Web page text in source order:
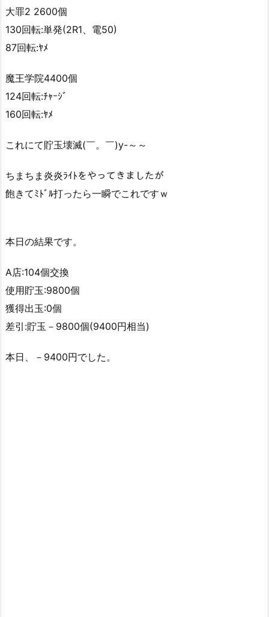
大罪2 2600個
130回転:単発(2R1、電50)
87回転:ﾔﾒ
魔王学院4400個
124回転:ﾁｬｰｼﾞ
160回転:ﾔﾒ
これにて貯玉壊滅(￣。￣)y-～～
ちまちま炎炎ﾗｲﾄをやってきましたが
飽きてﾐﾄﾞﾙ打ったら一瞬でこれですｗ
本日の結果です。
A店:104個交換
使用貯玉:9800個
獲得出玉:0個
差引:貯玉－9800個(9400円相当)
本日、－9400円でした。